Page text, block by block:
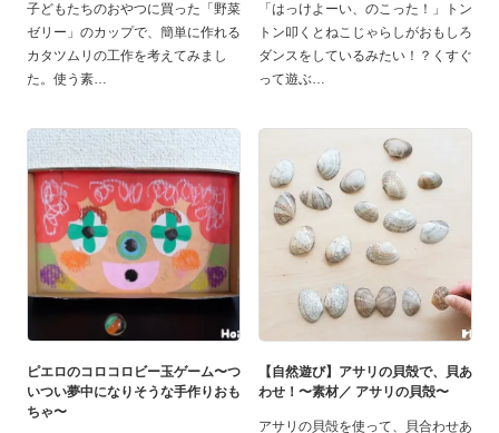
子どもたちのおやつに買った「野菜
ゼリー」のカップで、簡単に作れる
カタツムリの工作を考えてみまし
た。使う素
「はっけよーい、のこった！」トン
トン叩くとねこじゃらしがおもしろ
ダンスをしているみたい！？くすぐ
って遊ぶ
ピエロのコロコロビー玉ゲーム〜つ
いつい夢中になりそうな手作りおも
ちゃ〜
【自然遊び】アサリの貝殻で、貝あ
わせ！〜素材／ アサリの貝殻〜
アサリの貝殻を使って、貝合わせあ